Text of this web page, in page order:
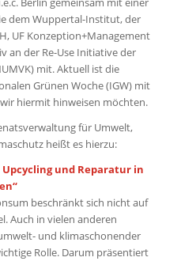
dem Wuppertal-Institut, der
UF Konzeption+Management
an der Re-Use Initiative der
mit. Aktuell ist die
Grünen Woche (IGW) mit
hiermit hinweisen möchten.
für Umwelt,
heißt es hierzu:
und Reparatur in
beschränkt sich nicht auf
Auch in vielen anderen
und klimaschonender
Rolle. Darum präsentiert